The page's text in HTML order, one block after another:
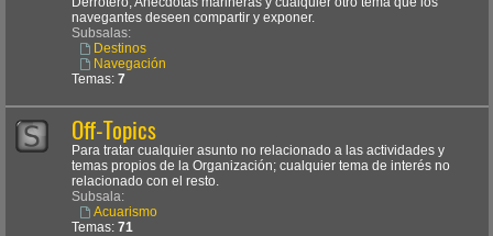
navegantes deseen compartir y exponer.
Subsalas:
Destinos
Navegación
Temas: 7
Off-Topics
Para tratar cualquier asunto no relacionado a las actividades y
temas propios de la Organización; cualquier tema de interés no
relacionado con el resto.
Subsala:
Acuarismo
Temas: 71